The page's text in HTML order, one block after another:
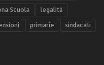
Scuola legalità
primarie sindacati